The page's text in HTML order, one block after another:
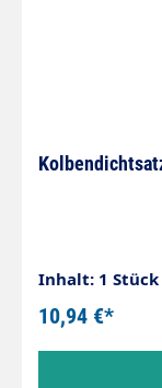
Inhalt: 1 Stück
10,94 €*